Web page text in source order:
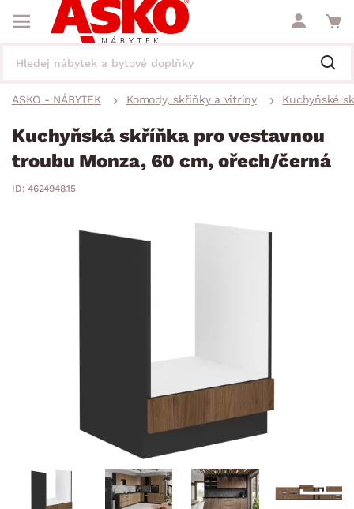
ASKO - NÁBYTEK Komody, skříňky a vitríny Kuchyňské
Kuchyňská skříňka pro vestavnou
troubu Monza, 60 cm, ořech/černá
ID: 4624948.15